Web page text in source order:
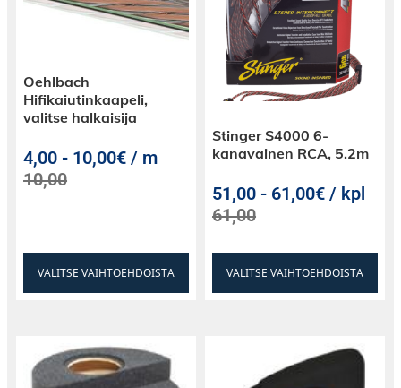
Oehlbach
Hifikaiutinkaapeli,
valitse halkaisija
4,00 - 10,00€ / m
10,00
VALITSE VAIHTOEHDOISTA
Stinger S4000 6-
kanavainen RCA, 5.2m
51,00 - 61,00€ / kpl
61,00
VALITSE VAIHTOEHDOISTA